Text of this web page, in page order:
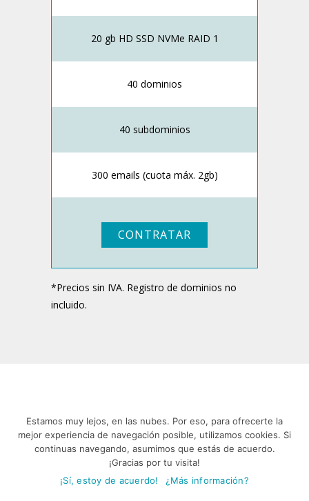
20 gb HD SSD NVMe RAID 1
40 dominios
40 subdominios
300 emails (cuota máx. 2gb)
CONTRATAR
*Precios sin IVA. Registro de dominios no
incluido.
En Nubeser
somos expertos
en Hosting SSD
Estamos muy lejos, en las nubes. Por eso, para ofrecerte la
mejor experiencia de navegación posible, utilizamos cookies. Si
continuas navegando, asumimos que estás de acuerdo.
¡Gracias por tu visita!
¡Sí, estoy de acuerdo!
¿Más información?